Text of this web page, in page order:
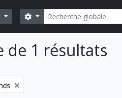
Rechercher
Search options
de 1 résultats
filter: